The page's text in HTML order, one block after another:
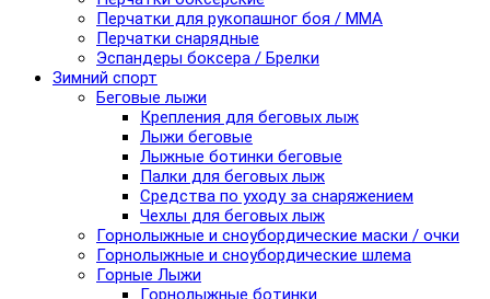
Перчатки для рукопашног боя / ММА
Перчатки снарядные
Эспандеры боксера / Брелки
Зимний спорт
Беговые лыжи
Крепления для беговых лыж
Лыжи беговые
Лыжные ботинки беговые
Палки для беговых лыж
Средства по уходу за снаряжением
Чехлы для беговых лыж
Горнолыжные и сноубордические маски / очки
Горнолыжные и сноубордические шлема
Горные Лыжи
Горнолыжные ботинки